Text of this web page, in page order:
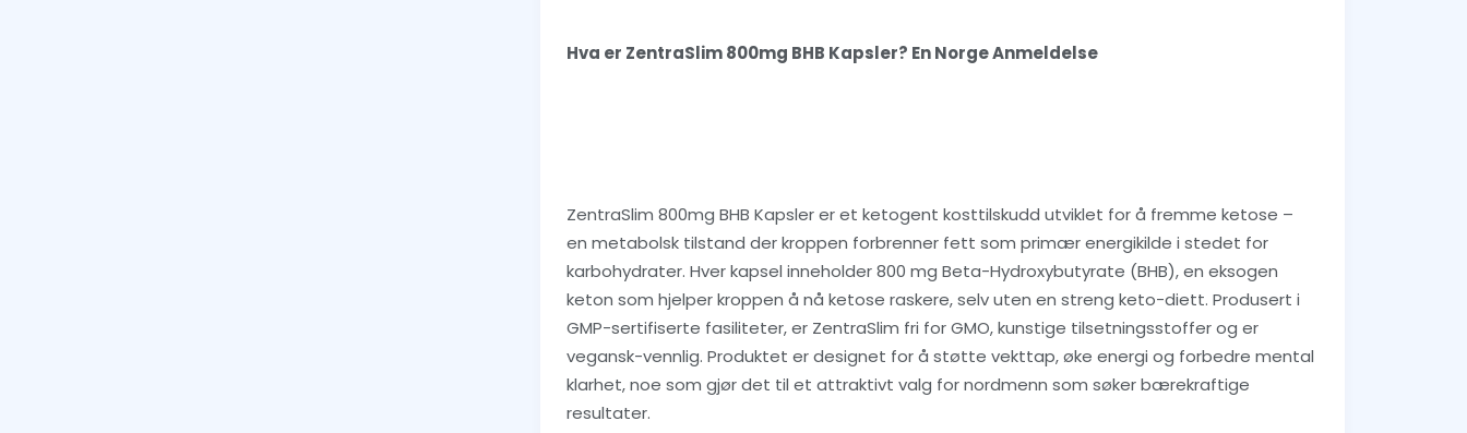
Hva er ZentraSlim 800mg BHB Kapsler? En Norge Anmeldelse
ZentraSlim 800mg BHB Kapsler er et ketogent kosttilskudd utviklet for å fremme ketose –
en metabolsk tilstand der kroppen forbrenner fett som primær energikilde i stedet for
karbohydrater. Hver kapsel inneholder 800 mg Beta-Hydroxybutyrate (BHB), en eksogen
keton som hjelper kroppen å nå ketose raskere, selv uten en streng keto-diett. Produsert i
GMP-sertifiserte fasiliteter, er ZentraSlim fri for GMO, kunstige tilsetningsstoffer og er
vegansk-vennlig. Produktet er designet for å støtte vekttap, øke energi og forbedre mental
klarhet, noe som gjør det til et attraktivt valg for nordmenn som søker bærekraftige
resultater.